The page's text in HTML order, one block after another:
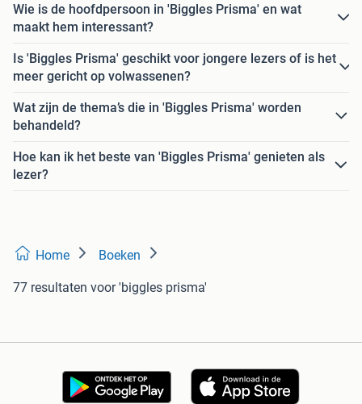
Wie is de hoofdpersoon in 'Biggles Prisma' en wat
maakt hem interessant?
Is 'Biggles Prisma' geschikt voor jongere lezers of is het
meer gericht op volwassenen?
Wat zijn de thema’s die in 'Biggles Prisma' worden
behandeld?
Hoe kan ik het beste van 'Biggles Prisma' genieten als
lezer?
Home Boeken
77 resultaten voor 'biggles prisma'